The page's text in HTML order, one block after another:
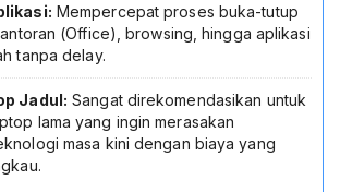
Mempercepat proses buka-tutup
(Office), browsing, hingga aplikasi
tanpa delay.
Jadul: Sangat direkomendasikan untuk
lama yang ingin merasakan
masa kini dengan biaya yang